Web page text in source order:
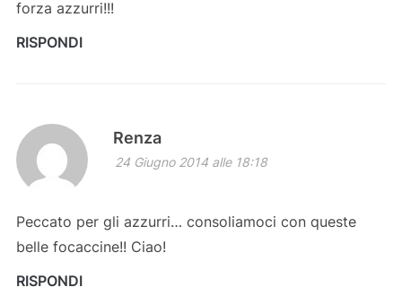
forza azzurri!!!
RISPONDI
Renza
24 Giugno 2014 alle 18:18
Peccato per gli azzurri… consoliamoci con queste
belle focaccine!! Ciao!
RISPONDI